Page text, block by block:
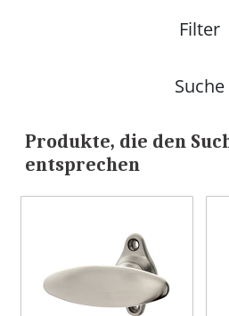
Filter
Suche
Produkte, die den
entsprechen